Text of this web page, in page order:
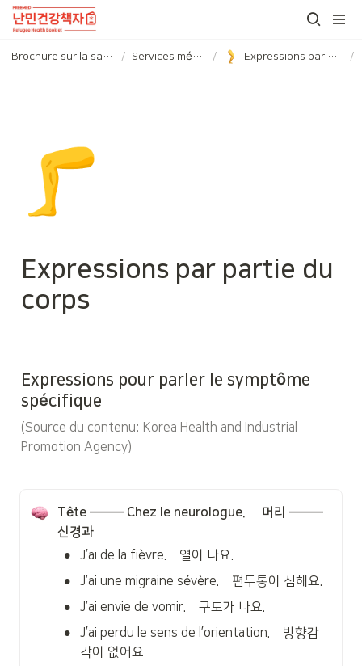
Brochure sur la santé des réfugiés / Services médicaux / Expressions par partie du corps /
🦵
Expressions par partie du
corps
Expressions pour parler le symptôme
spécifique
(Source du contenu: Korea Health and Industrial
Promotion Agency)
Tête ——— Chez le neurologue.     머리 ———
신경과
• J’ai de la fièvre.    열이 나요.
• J’ai une migraine sévère.    편두통이 심해요.
• J’ai envie de vomir.    구토가 나요.
•
J’ai perdu le sens de l’orientation.    방향감
각이 없어요